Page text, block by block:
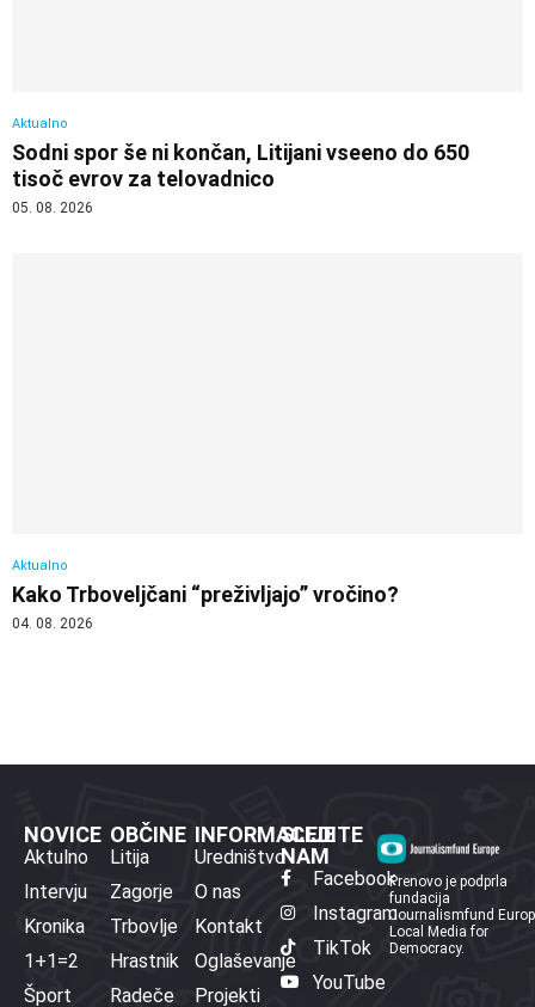
Aktualno
Sodni spor še ni končan, Litijani vseeno do 650
tisoč evrov za telovadnico
05. 08. 2026
Aktualno
Kako Trboveljčani “preživljajo” vročino?
04. 08. 2026
NOVICE
Aktulno
Intervju
Kronika
1+1=2
Šport
OBČINE
Litija
Zagorje
Trbovlje
Hrastnik
Radeče
INFORMACIJE
Uredništvo
O nas
Kontakt
Oglaševanje
Projekti
SLEDITE
NAM
Facebook
Instagram
TikTok
YouTube
Prenovo je podprla
fundacija
Journalismfund
Local Media for
Democracy.